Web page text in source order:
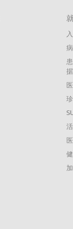
据